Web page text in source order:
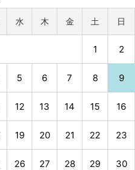
水 木 金 土 日
1 2
5 6 7 8 9
12 13 14 15 16
19 20 21 22 23
26 27 28 29 30